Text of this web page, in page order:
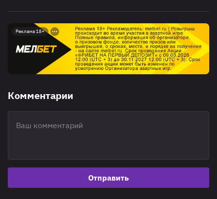
Реклама 18+
Комментарии
Отправить